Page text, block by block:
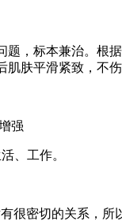
，标本兼治。根
肤平滑紧致，不
强
、工作。
密切的关系，